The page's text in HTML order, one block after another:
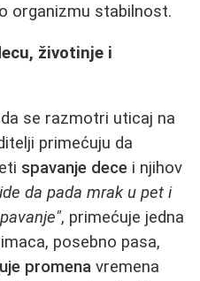
organizmu stabilnost.
životinje i
se razmotri uticaj na
primećuju da
spavanje dece i njihov
da pada mrak u pet i
, primećuje jedna
posebno pasa,
promena vremena